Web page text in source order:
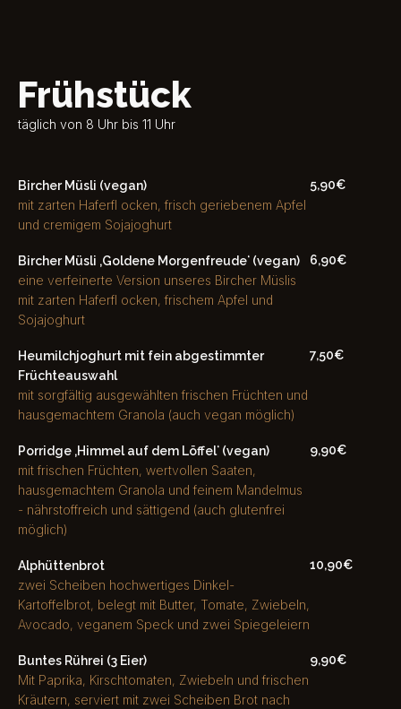
Frühstück
täglich von 8 Uhr bis 11 Uhr
Bircher Müsli (vegan)
mit zarten Haferfl ocken, frisch geriebenem Apfel
und cremigem Sojajoghurt
5,90€
Bircher Müsli ‚Goldene Morgenfreudeʻ (vegan)
eine verfeinerte Version unseres Bircher Müslis
mit zarten Haferfl ocken, frischem Apfel und
Sojajoghurt
6,90€
Heumilchjoghurt mit fein abgestimmter
Früchteauswahl
mit sorgfältig ausgewählten frischen Früchten und
hausgemachtem Granola (auch vegan möglich)
7,50€
Porridge ‚Himmel auf dem Löffelʻ (vegan)
mit frischen Früchten, wertvollen Saaten,
hausgemachtem Granola und feinem Mandelmus
- nährstoffreich und sättigend (auch glutenfrei
möglich)
9,90€
Alphüttenbrot
zwei Scheiben hochwertiges Dinkel-
Kartoffelbrot, belegt mit Butter, Tomate, Zwiebeln,
Avocado, veganem Speck und zwei Spiegeleiern
10,90€
Buntes Rührei (3 Eier)
Mit Paprika, Kirschtomaten, Zwiebeln und frischen
Kräutern, serviert mit zwei Scheiben Brot nach
9,90€